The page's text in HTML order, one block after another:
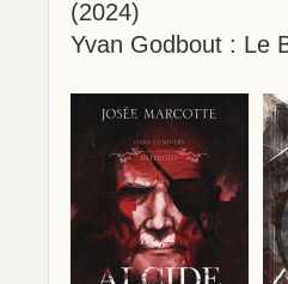
(2024)
Yvan Godbout : Le